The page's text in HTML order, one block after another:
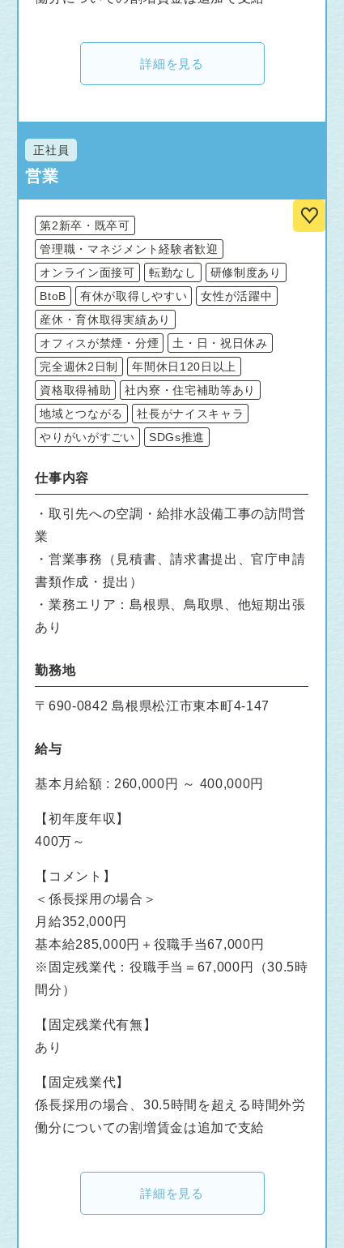
詳細を見る
正社員
営業
第2新卒・既卒可
管理職・マネジメント経験者歓迎
オンライン面接可
転勤なし
研修制度あり
BtoB
有休が取得しやすい
女性が活躍中
産休・育休取得実績あり
オフィスが禁煙・分煙
土・日・祝日休み
完全週休2日制
年間休日120日以上
資格取得補助
社内寮・住宅補助等あり
地域とつながる
社長がナイスキャラ
やりがいがすごい
SDGs推進
仕事内容
・取引先への空調・給排水設備工事の訪問営
業
・営業事務（見積書、請求書提出、官庁申請
書類作成・提出）
・業務エリア：島根県、鳥取県、他短期出張
あり
勤務地
〒690-0842 島根県松江市東本町4-147
給与
基本月給額 : 260,000円 ～ 400,000円
【初年度年収】
400万～
【コメント】
＜係長採用の場合＞
月給352,000円
基本給285,000円＋役職手当67,000円
※固定残業代：役職手当＝67,000円（30.5時
間分）
【固定残業代有無】
あり
【固定残業代】
係長採用の場合、30.5時間を超える時間外労
働分についての割増賃金は追加で支給
詳細を見る